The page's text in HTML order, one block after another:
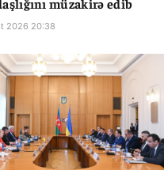
müzakirə edib
2026 20:38